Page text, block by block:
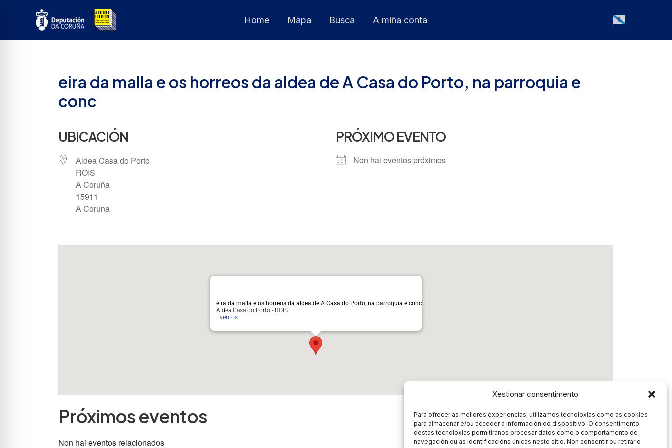
Xestionar consentimento
Para ofrecer as mellores experiencias, utilizamos tecnoloxías como as cookies
para almacenar e/ou acceder á información do dispositivo. O consentimento
destas tecnoloxías permitiranos procesar datos como o comportamento de
navegación ou as identificacións únicas neste sitio. Non consentir ou retirar o
Home Mapa Busca A miña conta
Galician
eira da malla e os horreos da aldea de A Casa do Porto, na parroquia e
conc
UBICACIÓN
Aldea Casa do Porto
ROIS
A Coruña
15911
A Coruna
PRÓXIMO EVENTO
Non hai eventos próximos
eira da malla e os horreos da aldea de A Casa do Porto, na parroquia e conc
Aldea Casa do Porto - ROIS
Eventos
Próximos eventos
Non hai eventos relacionados